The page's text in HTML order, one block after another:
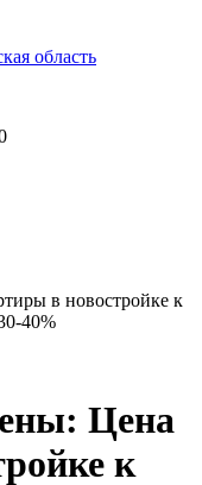
область
в новостройке к
40%
Цена
к